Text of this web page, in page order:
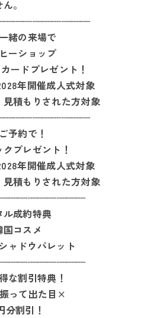
。
緒の来場で
ーショップ
ードプレゼント！
年開催成人式対象
積もりされた方対象
予約で！
プレゼント！
年開催成人式対象
積もりされた方対象
成約特典
国コスメ
ャドウパレット
な割引特典！
って出た目×
分割引！